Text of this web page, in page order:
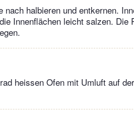
nach halbieren und entkernen.
Innenflächen leicht salzen. Die
heissen Ofen mit Umluft auf